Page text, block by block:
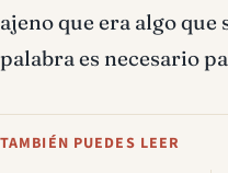
ajeno que era algo
palabra es necesario
TAMBIÉN PUEDES LEER